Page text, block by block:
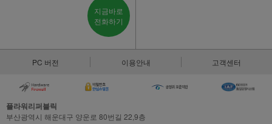
지금바로
전화하기
PC 버전 이용안내 고객센터
플라워리퍼블릭
부산광역시 해운대구 양운로 80번길 22,9층